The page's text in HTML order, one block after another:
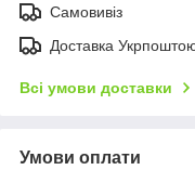
Самовивіз
Доставка
Всі умови доставки
Умови оплати